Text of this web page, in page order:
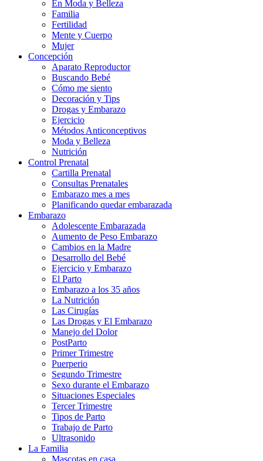
En Moda y Belleza
Familia
Fertilidad
Mente y Cuerpo
Mujer
Concepción
Aparato Reproductor
Buscando Bebé
Cómo me siento
Decoración y Tips
Drogas y Embarazo
Ejercicio
Métodos Anticonceptivos
Moda y Belleza
Nutrición
Control Prenatal
Cartilla Prenatal
Consultas Prenatales
Embarazo mes a mes
Planificando quedar embarazada
Embarazo
Adolescente Embarazada
Aumento de Peso Embarazo
Cambios en la Madre
Desarrollo del Bebé
Ejercicio y Embarazo
El Parto
Embarazo a los 35 años
La Nutrición
Las Cirugías
Las Drogas y El Embarazo
Manejo del Dolor
PostParto
Primer Trimestre
Puerperio
Segundo Trimestre
Sexo durante el Embarazo
Situaciones Especiales
Tercer Trimestre
Tipos de Parto
Trabajo de Parto
Ultrasonido
La Familia
Mascotas en casa